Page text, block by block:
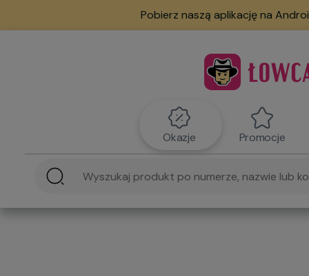
Pobierz naszą aplikację na
Okazje Promocje